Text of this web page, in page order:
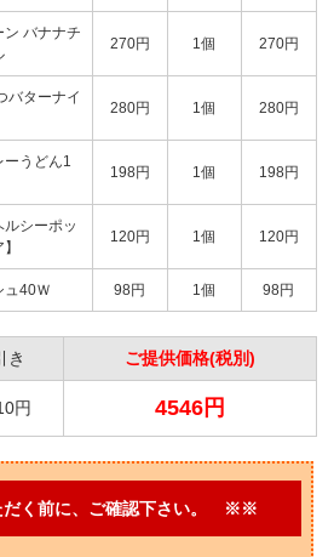
ン バナナチ
270円 1個 270円
バターナイ
280円 1個 280円
ーうどん1
198円 1個 198円
ルシーポッ
120円 1個 120円
ュ40Ｗ 98円 1個 98円
き ご提供価格(税別)
円 4546円
く前に、ご確認下さい。 ※※